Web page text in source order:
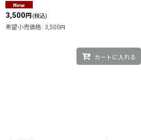
3,500円 (税込)
希望小売価格 : 3,500 円
カートに入れる